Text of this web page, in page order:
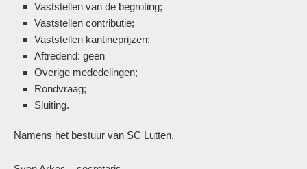
Vaststellen van de begroting;
Vaststellen contributie;
Vaststellen kantineprijzen;
Aftredend: geen
Overige mededelingen;
Rondvraag;
Sluiting.
Namens het bestuur van SC Lutten,